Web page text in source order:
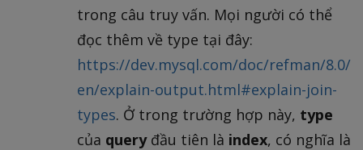
trong câu truy vấn. Mọi người có thể
đọc thêm về type tại đây:
https://dev.mysql.com/doc/refman/8.0/
en/explain-output.html#explain-join-
types. Ở trong trường hợp này, type
của queryđầu tiên là index, có nghĩa là